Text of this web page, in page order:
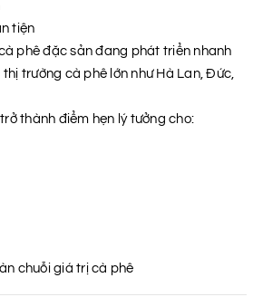
tiện
phê đặc sản đang phát triển nhanh
trường cà phê lớn như Hà Lan, Đức,
thành điểm hẹn lý tưởng cho:
chuỗi giá trị cà phê